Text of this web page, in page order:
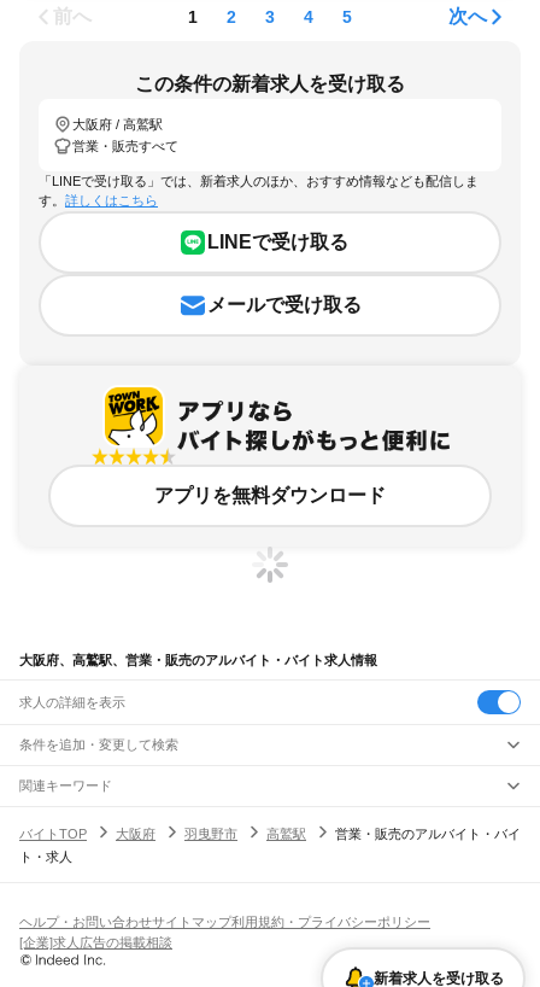
前へ 1 2 3 4 5 次へ
この条件の新着求人を受け取る
大阪府 / 高鷲駅
営業・販売すべて
「LINEで受け取る」では、新着求人のほか、おすすめ情報なども配信しま
す。 詳しくはこちら
LINEで受け取る
メールで受け取る
アプリを無料ダウンロード
大阪府、高鷲駅、営業・販売のアルバイト・バイト求人情報
求人の詳細を表示
条件を追加・変更して検索
市区町村を追加・変更
大阪府すべて
大阪市
平野区北区中央区
堺市すべて
堺区 中区
駅を追加・変更
JR神戸線(大阪～神戸)
大阪駅 塚本駅
職種を追加・変更
飲食・フードサービスすべて
ホールスタッフキッチンスタッフ
パン屋（ベーカリー）
バー（BAR）・バーテンダー
飲食店（店長・マネージャー）
人気
日払いOK高校生歓迎 髪型・髪色自由
留学生・外国人活躍中
雇用形態を追加・変更
関連キーワード
バイトTOP
大阪府 羽曳野市 高鷲駅
営業・販売のアルバイト・バイ
ト・求人
新着求人を受け取る
ヘルプ・お問い合わせサイトマップ利用規約・プライバシーポリシー
[企業]求人広告の掲載相談